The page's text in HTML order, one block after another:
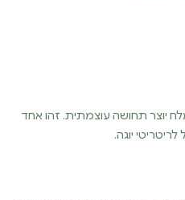
יוצר תחושה עוצמתית. זהו אחד
יוגה.